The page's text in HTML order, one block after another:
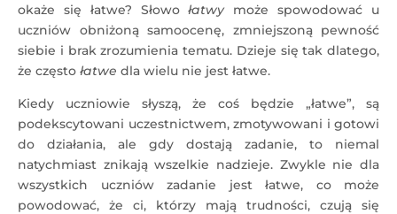
okaże się łatwe? Słowołatwymoże spowodować u
uczniów obniżoną samoocenę, zmniejszoną pewność
siebie i brak zrozumienia tematu. Dzieje się tak dlatego,
że często łatwe dla wielu nie jest łatwe.
Kiedy uczniowie słyszą, że coś będzie „łatwe”, są
podekscytowani uczestnictwem, zmotywowani i gotowi
do działania, ale gdy dostają zadanie, to niemal
natychmiast znikają wszelkie nadzieje. Zwykle nie dla
wszystkich uczniów zadanie jest łatwe, co może
powodować, że ci, którzy mają trudności, czują się